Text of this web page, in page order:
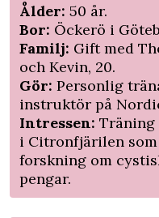
Ålder: 50 år.
Bor: Öckerö i
Familj: Gift med
och Kevin, 20.
Gör: Personlig
instruktör på
Intressen: Träning
i Citronfjärilen
forskning om
pengar.